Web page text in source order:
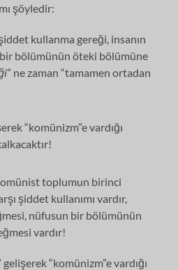
şöyledir:
kullanma gereği, insanın
bölümünün öteki bölümüne
” ne zaman “tamamen ortadan
“komünizm”e vardığı
toplumun birinci
şiddet kullanımı vardır,
nüfusun bir bölümünün
vardır!
gelişerek “komünizm”e vardığı